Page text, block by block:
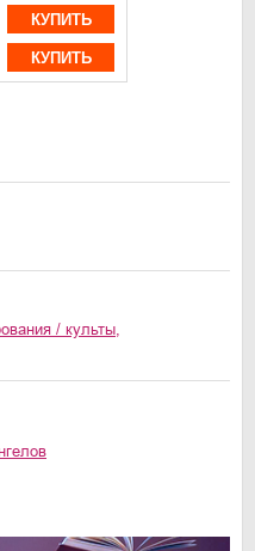
КУПИТЬ
КУПИТЬ
/ культы,